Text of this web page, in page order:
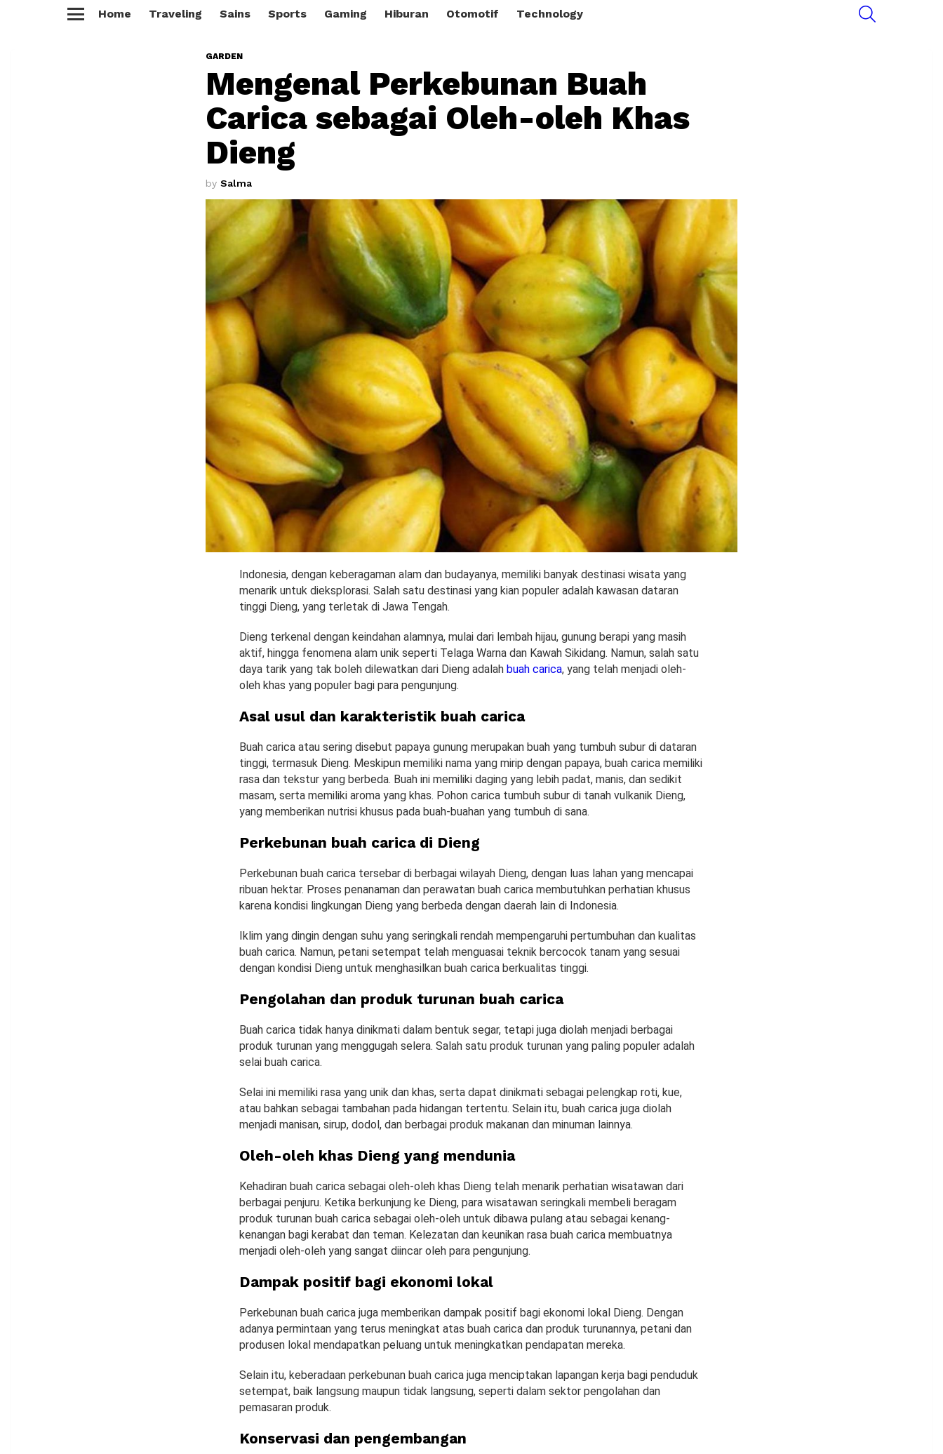
Home Traveling Sains Sports Gaming Hiburan Otomotif Technology
GARDEN
Mengenal Perkebunan Buah
Carica sebagai Oleh-oleh Khas
Dieng
by Salma
Indonesia, dengan keberagaman alam dan budayanya, memiliki banyak destinasi wisata yang
menarik untuk dieksplorasi. Salah satu destinasi yang kian populer adalah kawasan dataran
tinggi Dieng, yang terletak di Jawa Tengah.
Dieng terkenal dengan keindahan alamnya, mulai dari lembah hijau, gunung berapi yang masih
aktif, hingga fenomena alam unik seperti Telaga Warna dan Kawah Sikidang. Namun, salah satu
daya tarik yang tak boleh dilewatkan dari Dieng adalah buah carica, yang telah menjadi oleh-
oleh khas yang populer bagi para pengunjung.
Asal usul dan karakteristik buah carica
Buah carica atau sering disebut papaya gunung merupakan buah yang tumbuh subur di dataran
tinggi, termasuk Dieng. Meskipun memiliki nama yang mirip dengan papaya, buah carica memiliki
rasa dan tekstur yang berbeda. Buah ini memiliki daging yang lebih padat, manis, dan sedikit
masam, serta memiliki aroma yang khas. Pohon carica tumbuh subur di tanah vulkanik Dieng,
yang memberikan nutrisi khusus pada buah-buahan yang tumbuh di sana.
Perkebunan buah carica di Dieng
Perkebunan buah carica tersebar di berbagai wilayah Dieng, dengan luas lahan yang mencapai
ribuan hektar. Proses penanaman dan perawatan buah carica membutuhkan perhatian khusus
karena kondisi lingkungan Dieng yang berbeda dengan daerah lain di Indonesia.
Iklim yang dingin dengan suhu yang seringkali rendah mempengaruhi pertumbuhan dan kualitas
buah carica. Namun, petani setempat telah menguasai teknik bercocok tanam yang sesuai
dengan kondisi Dieng untuk menghasilkan buah carica berkualitas tinggi.
Pengolahan dan produk turunan buah carica
Buah carica tidak hanya dinikmati dalam bentuk segar, tetapi juga diolah menjadi berbagai
produk turunan yang menggugah selera. Salah satu produk turunan yang paling populer adalah
selai buah carica.
Selai ini memiliki rasa yang unik dan khas, serta dapat dinikmati sebagai pelengkap roti, kue,
atau bahkan sebagai tambahan pada hidangan tertentu. Selain itu, buah carica juga diolah
menjadi manisan, sirup, dodol, dan berbagai produk makanan dan minuman lainnya.
Oleh-oleh khas Dieng yang mendunia
Kehadiran buah carica sebagai oleh-oleh khas Dieng telah menarik perhatian wisatawan dari
berbagai penjuru. Ketika berkunjung ke Dieng, para wisatawan seringkali membeli beragam
produk turunan buah carica sebagai oleh-oleh untuk dibawa pulang atau sebagai kenang-
kenangan bagi kerabat dan teman. Kelezatan dan keunikan rasa buah carica membuatnya
menjadi oleh-oleh yang sangat diincar oleh para pengunjung.
Dampak positif bagi ekonomi lokal
Perkebunan buah carica juga memberikan dampak positif bagi ekonomi lokal Dieng. Dengan
adanya permintaan yang terus meningkat atas buah carica dan produk turunannya, petani dan
produsen lokal mendapatkan peluang untuk meningkatkan pendapatan mereka.
Selain itu, keberadaan perkebunan buah carica juga menciptakan lapangan kerja bagi penduduk
setempat, baik langsung maupun tidak langsung, seperti dalam sektor pengolahan dan
pemasaran produk.
Konservasi dan pengembangan